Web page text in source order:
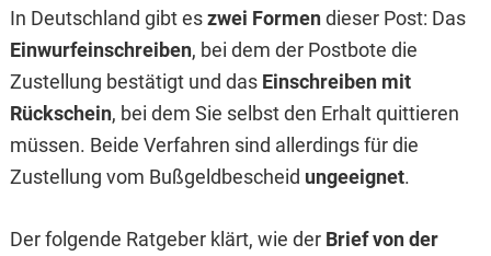
In Deutschland gibt eszwei Formendieser Post: Das
Einwurfeinschreiben, bei dem der Postbote die
Zustellung bestätigt und das Einschreiben mit
Rückschein, bei dem Sie selbst den Erhalt quittieren
müssen. Beide Verfahren sind allerdings für die
Zustellung vom Bußgeldbescheid ungeeignet.
Der folgende Ratgeber klärt, wie der Brief von der